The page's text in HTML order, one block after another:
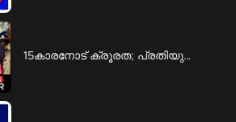
15കാരനോട് ക്രൂരത; പ്രതിയുടെ ശിക്ഷ മരവിപ്പിച്ചു, ജാമ്യവും | Law and Order